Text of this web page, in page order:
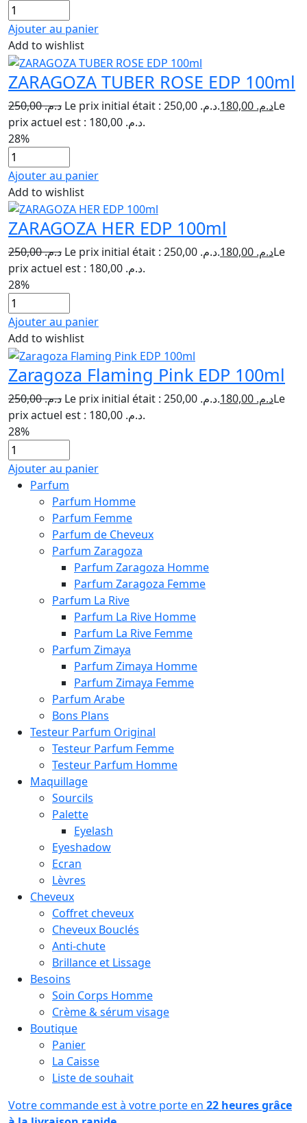
Ajouter au panier
Add to wishlist
ZARAGOZA TUBER ROSE EDP 100ml
د.م.250,00 Le prix initial était : د.م. 250,00. د.م.Le
prix actuel est : د.م. 180,00.
28%
Ajouter au panier
Add to wishlist
ZARAGOZA HER EDP 100ml
د.م.250,00 Le prix initial était : د.م. 250,00. د.م.Le
prix actuel est : د.م. 180,00.
28%
Ajouter au panier
Add to wishlist
Zaragoza Flaming Pink EDP 100ml
د.م.250,00 Le prix initial était : د.م. 250,00. د.م.Le
prix actuel est : د.م. 180,00.
28%
Ajouter au panier
Parfum
Parfum Homme
Parfum Femme
Parfum de Cheveux
Parfum Zaragoza
Parfum Zaragoza Homme
Parfum Zaragoza Femme
Parfum La Rive
Parfum La Rive Homme
Parfum La Rive Femme
Parfum Zimaya
Parfum Zimaya Homme
Parfum Zimaya Femme
Parfum Arabe
Bons Plans
Testeur Parfum Original
Testeur Parfum Femme
Testeur Parfum Homme
Maquillage
Sourcils
Palette
Eyelash
Eyeshadow
Ecran
Lèvres
Cheveux
Coffret cheveux
Cheveux Bouclés
Anti-chute
Brillance et Lissage
Besoins
Soin Corps Homme
Crème & sérum visage
Boutique
Panier
La Caisse
Liste de souhait
Votre commande est à votre porte en 22 heures grâce